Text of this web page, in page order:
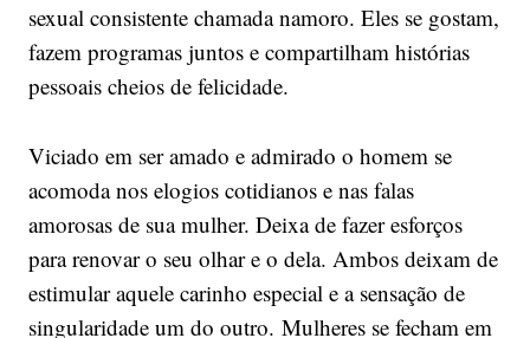
sexual consistente chamada namoro. Eles se gostam,
fazem programas juntos e compartilham histórias
pessoais cheios de felicidade.
Viciado em ser amado e admirado o homem se
acomoda nos elogios cotidianos e nas falas
amorosas de sua mulher. Deixa de fazer esforços
para renovar o seu olhar e o dela. Ambos deixam de
estimular aquele carinho especial e a sensação de
singularidade um do outro. Mulheres se fecham em